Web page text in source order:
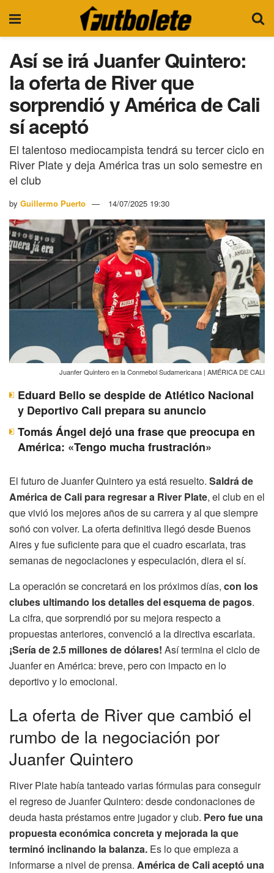
Así se irá Juanfer Quintero:
la oferta de River que
sorprendió y América de Cali
sí aceptó
El talentoso mediocampista tendrá su tercer ciclo en
River Plate y deja América tras un solo semestre en
el club
by Guillermo Puerto 14/07/2025 19:30
Juanfer Quintero en la Conmebol Sudamericana | AMÉRICA DE CALI
Eduard Bello se despide de Atlético Nacional
y Deportivo Cali prepara su anuncio
Tomás Ángel dejó una frase que preocupa en
América: «Tengo mucha frustración»
El futuro de Juanfer Quintero ya está resuelto. Saldrá de
América de Cali para regresar a River Plate, el club en el
que vivió los mejores años de su carrera y al que siempre
soñó con volver. La oferta definitiva llegó desde Buenos
Aires y fue suficiente para que el cuadro escarlata, tras
semanas de negociaciones y especulación, diera el sí.
La operación se concretará en los próximos días, con los
clubes ultimando los detalles del esquema de pagos.
La cifra, que sorprendió por su mejora respecto a
propuestas anteriores, convenció a la directiva escarlata.
¡Sería de 2.5 millones de dólares! Así termina el ciclo de
Juanfer en América: breve, pero con impacto en lo
deportivo y lo emocional.
La oferta de River que cambió el
rumbo de la negociación por
Juanfer Quintero
River Plate había tanteado varias fórmulas para conseguir
el regreso de Juanfer Quintero: desde condonaciones de
deuda hasta préstamos entre jugador y club. Pero fue una
propuesta económica concreta y mejorada la que
terminó inclinando la balanza. Es lo que empieza a
informarse a nivel de prensa. América de Cali aceptó una